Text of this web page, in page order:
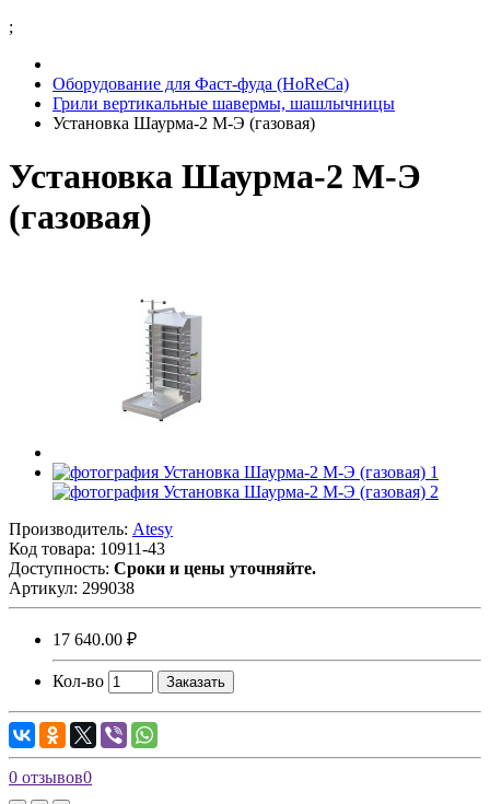
;
Оборудование для Фаст-фуда (HoReCa)
Грили вертикальные шавермы, шашлычницы
Установка Шаурма-2 М-Э (газовая)
Установка Шаурма-2 М-Э
(газовая)
Производитель: Atesy
Код товара: 10911-43
Доступность: Сроки и цены уточняйте.
Артикул: 299038
17 640.00 ₽
Кол-во Заказать
0 отзывов0